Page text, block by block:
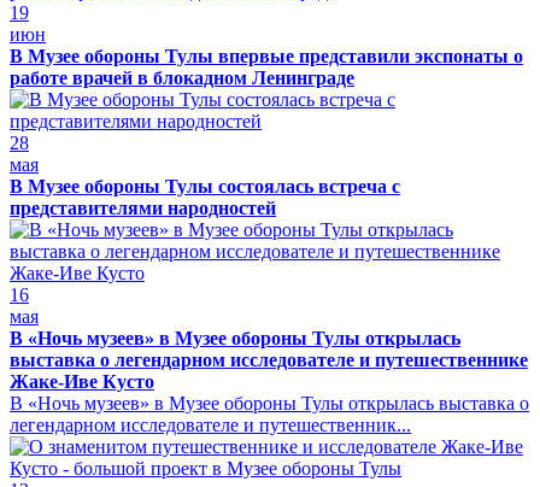
19
июн
В Музее обороны Тулы впервые представили экспонаты о
работе врачей в блокадном Ленинграде
28
мая
В Музее обороны Тулы состоялась встреча с
представителями народностей
16
мая
В «Ночь музеев» в Музее обороны Тулы открылась
выставка о легендарном исследователе и путешественнике
Жаке-Иве Кусто
В «Ночь музеев» в Музее обороны Тулы открылась выставка о
легендарном исследователе и путешественник...